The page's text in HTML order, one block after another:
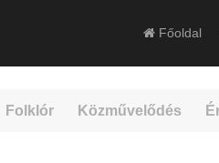
Főoldal
Folklór Közművelődés